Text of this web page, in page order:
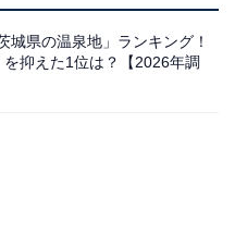
城県の温泉地」ランキング！
抑えた1位は？【2026年調